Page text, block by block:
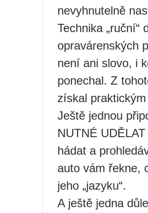
nevyhnutelně
Technika
opravárenských
není ani slovo, i
ponechal. Z
získal
Ještě jednou
NUTNÉ
hádat a
auto vám řekne,
jeho „jazyku“.
A ještě jedna